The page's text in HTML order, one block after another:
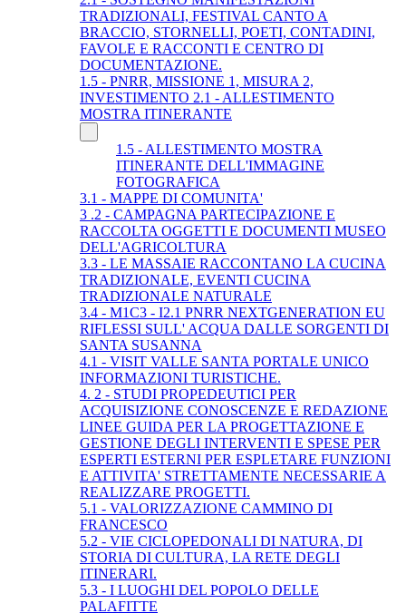
TRADIZIONALI, FESTIVAL CANTO A
BRACCIO, STORNELLI, POETI, CONTADINI,
FAVOLE E RACCONTI E CENTRO DI
DOCUMENTAZIONE.
1.5 - PNRR, MISSIONE 1, MISURA 2,
INVESTIMENTO 2.1 - ALLESTIMENTO
MOSTRA ITINERANTE
1.5 - ALLESTIMENTO MOSTRA
ITINERANTE DELL'IMMAGINE
FOTOGRAFICA
3.1 - MAPPE DI COMUNITA'
3 .2 - CAMPAGNA PARTECIPAZIONE E
RACCOLTA OGGETTI E DOCUMENTI MUSEO
DELL'AGRICOLTURA
3.3 - LE MASSAIE RACCONTANO LA CUCINA
TRADIZIONALE, EVENTI CUCINA
TRADIZIONALE NATURALE
3.4 - M1C3 - I2.1 PNRR NEXTGENERATION EU
RIFLESSI SULL' ACQUA DALLE SORGENTI DI
SANTA SUSANNA
4.1 - VISIT VALLE SANTA PORTALE UNICO
INFORMAZIONI TURISTICHE.
4. 2 - STUDI PROPEDEUTICI PER
ACQUISIZIONE CONOSCENZE E REDAZIONE
LINEE GUIDA PER LA PROGETTAZIONE E
GESTIONE DEGLI INTERVENTI E SPESE PER
ESPERTI ESTERNI PER ESPLETARE FUNZIONI
E ATTIVITA' STRETTAMENTE NECESSARIE A
REALIZZARE PROGETTI.
5.1 - VALORIZZAZIONE CAMMINO DI
FRANCESCO
5.2 - VIE CICLOPEDONALI DI NATURA, DI
STORIA DI CULTURA, LA RETE DEGLI
ITINERARI.
5.3 - I LUOGHI DEL POPOLO DELLE
PALAFITTE